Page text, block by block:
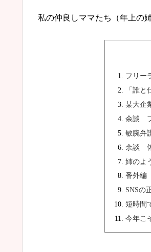
私の仲良しママたち（年上の
フリー
「誰
某大企
余談
敏腕弁
余談
姉のよ
番外編
SNSの
短時間
今年こ